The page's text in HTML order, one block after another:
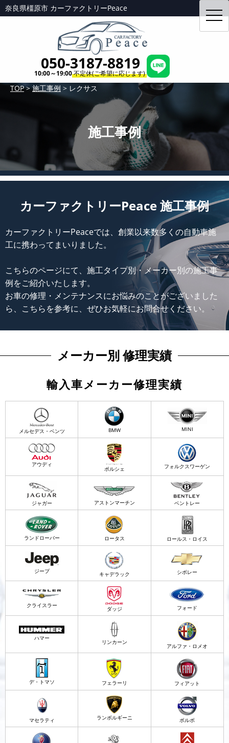
奈良県橿原市 カーファクトリーPeace
050-3187-8819
10:00～19:00不定休(ご希望に応じます)
TOP>施工事例 > レクサス
施工事例
カーファクトリーPeace 施工事例
カーファクトリーPeaceでは、創業以来数多くの自動車施
工に携わってまいりました。
こちらのページにて、施工タイプ別・メーカー別の施工事
例をご紹介いたします。
お車の修理・メンテナンスにお悩みのことがございました
ら、こちらを参考に、ぜひお気軽にお問合せください。
メーカー別 修理実績
輸入車メーカー修理実績
メルセデス・ベンツ BMW MINI
アウディ
ポルシェ フォルクスワーゲン
ジャガー アストンマーチン ベントレー
ランドローバー ロータス ロールス・ロイス
ジープ キャデラック シボレー
クライスラー ダッジ フォード
ハマー
リンカーン
アルファ・ロメオ
デ・トマソ フェラーリ フィアット
マセラティ ランボルギーニ ボルボ